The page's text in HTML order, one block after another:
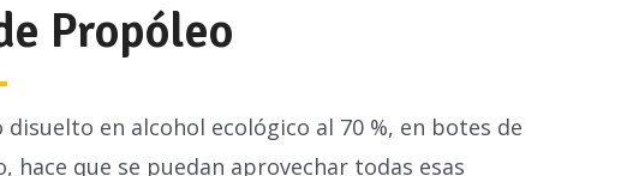
Propóleo
en alcohol ecológico al 70 %, en botes de
hace que se puedan aprovechar todas esas